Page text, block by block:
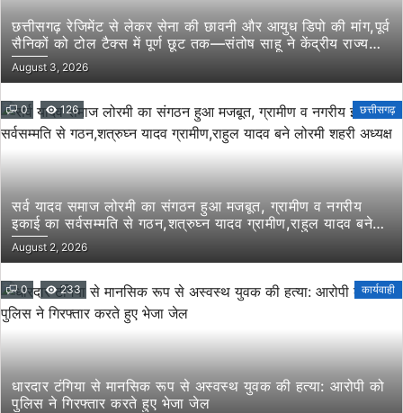
छत्तीसगढ़ रेजिमेंट से लेकर सेना की छावनी और आयुध डिपो की मांग,पूर्व
सैनिकों को टोल टैक्स में पूर्ण छूट तक—संतोष साहू ने केंद्रीय राज्य
मंत्री तोखन साहू के समक्ष उठाई सैनिक हितों की प्रमुख मांगें
August 3, 2026
0 126 छत्तीसगढ़
सर्व यादव समाज लोरमी का संगठन हुआ मजबूत, ग्रामीण व नगरीय
इकाई का सर्वसम्मति से गठन,शत्रुघ्न यादव ग्रामीण,राहुल यादव बने
लोरमी शहरी अध्यक्ष
August 2, 2026
0 233 कार्यवाही
धारदार टंगिया से मानसिक रूप से अस्वस्थ युवक की हत्या: आरोपी को
पुलिस ने गिरफ्तार करते हुए भेजा जेल